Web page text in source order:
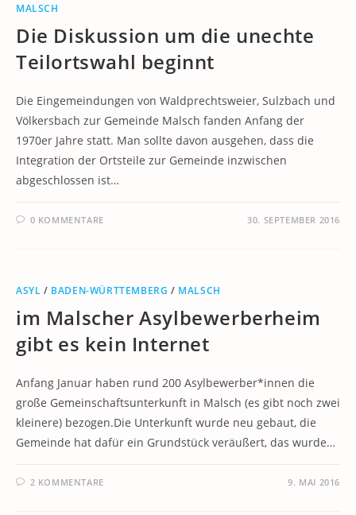
MALSCH
Die Diskussion um die unechte
Teilortswahl beginnt
Die Eingemeindungen von Waldprechtsweier, Sulzbach und
Völkersbach zur Gemeinde Malsch fanden Anfang der
1970er Jahre statt. Man sollte davon ausgehen, dass die
Integration der Ortsteile zur Gemeinde inzwischen
abgeschlossen ist…
0 KOMMENTARE 30. SEPTEMBER 2016
ASYL / BADEN-WÜRTTEMBERG / MALSCH
im Malscher Asylbewerberheim
gibt es kein Internet
Anfang Januar haben rund 200 Asylbewerber*innen die
große Gemeinschaftsunterkunft in Malsch (es gibt noch zwei
kleinere) bezogen.Die Unterkunft wurde neu gebaut, die
Gemeinde hat dafür ein Grundstück veräußert, das wurde…
2 KOMMENTARE 9. MAI 2016